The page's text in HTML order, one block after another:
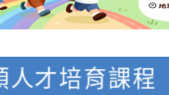
安中心白海豚
人才培育課程